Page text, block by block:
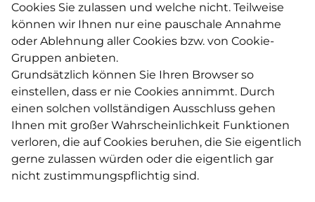
Cookies Sie zulassen und welche nicht. Teilweise
können wir Ihnen nur eine pauschale Annahme
oder Ablehnung aller Cookies bzw. von Cookie-
Gruppen anbieten.
Grundsätzlich können Sie Ihren Browser so
einstellen, dass er nie Cookies annimmt. Durch
einen solchen vollständigen Ausschluss gehen
Ihnen mit großer Wahrscheinlichkeit Funktionen
verloren, die auf Cookies beruhen, die Sie eigentlich
gerne zulassen würden oder die eigentlich gar
nicht zustimmungspflichtig sind.